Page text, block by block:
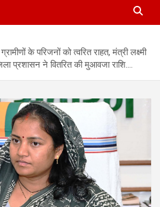
के परिजनों को त्वरित राहत, मंत्री लक्ष्मी
प्रशासन ने वितरित की मुआवजा राशि….